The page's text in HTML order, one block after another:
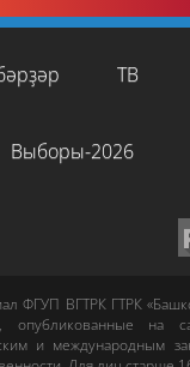
ТВ
Выборы-2026
ФГУП ВГТРК ГТРК
опубликованные на
и международным